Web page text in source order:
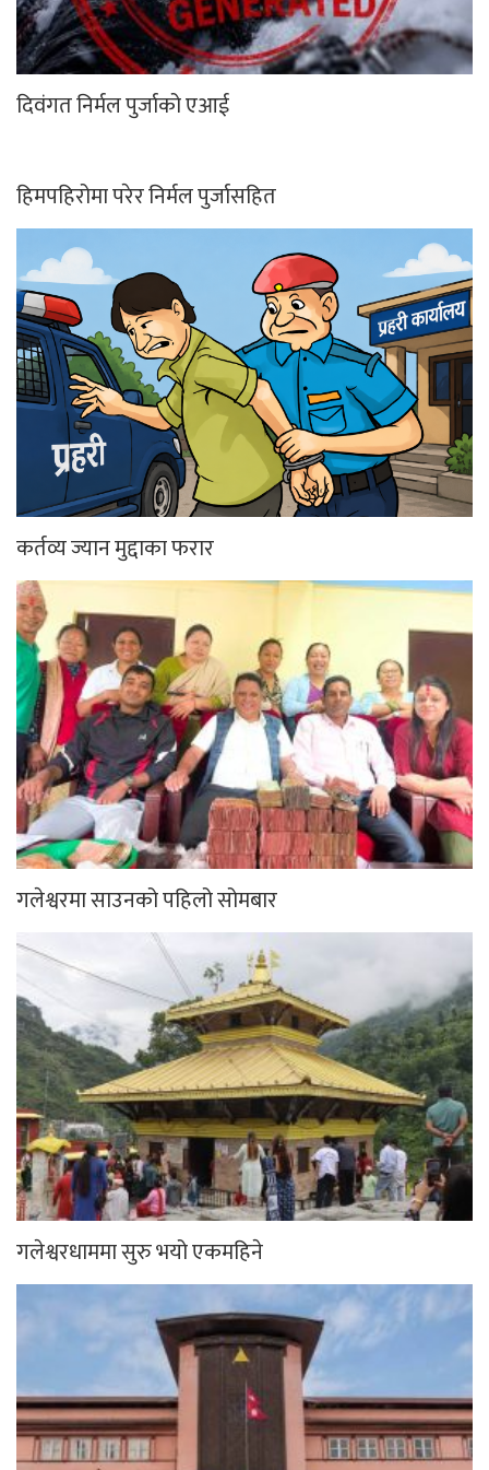
दिवंगत निर्मल पुर्जाको एआई
हिमपहिरोमा परेर निर्मल पुर्जासहित
कर्तव्य ज्यान मुद्दाका फरार
गलेश्वरमा साउनको पहिलो सोमबार
गलेश्वरधाममा सुरु भयो एकमहिने